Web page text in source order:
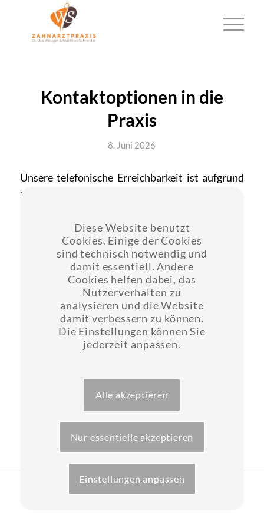
Kontaktoptionen in die
Praxis
8. Juni 2026
Unsere telefonische Erreichbarkeit ist aufgrund
hoher Frequenz eingeschränkt.
Daher empfehlen wir Ihnen, Ihre Nachricht unter
Angabe Ihrer Telefonnummer, Namen,
Anliegenauf unserem Anrufbeantworter zu
hinterlassen.
Wir werden Sie zeitnah zurückrufen.
Des weiteren können Sie uns Ihre Informationen
auch per e-Mail hinterlassen (zahnaerzte-
Layout & Website-Erstellung ©opyright 2024 -
Diese Website benutzt
Cookies. Einige der Cookies
sind technisch notwendig und
damit essentiell. Andere
Cookies helfen dabei, das
Nutzerverhalten zu
analysieren und die Website
damit verbessern zu können.
Die Einstellungen können Sie
jederzeit anpassen.
Alle akzeptieren
Nur essentielle akzeptieren
Einstellungen anpassen